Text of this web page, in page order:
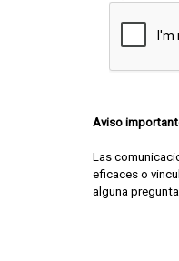
Aviso
Las
eficaces o
alguna